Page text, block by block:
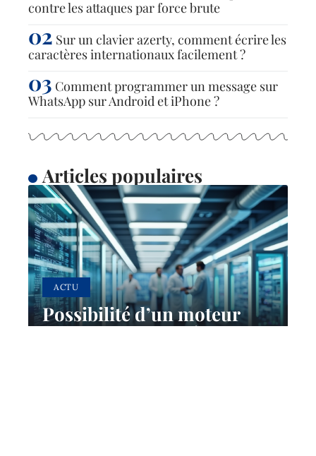
contre les attaques par force brute
Sur un clavier azerty, comment écrire les
caractères internationaux facilement ?
Comment programmer un message sur
WhatsApp sur Android et iPhone ?
Articles populaires
ACTU
Possibilité d’un moteur
quantique : avancées